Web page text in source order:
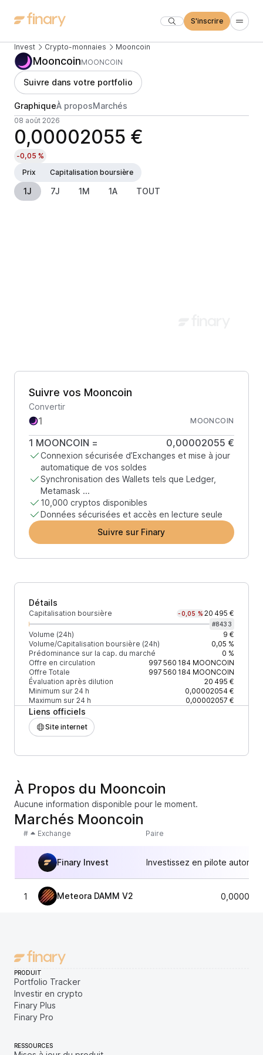
S'inscrire
Invest Crypto-monnaies Mooncoin
MooncoinMOONCOIN
Suivre dans votre portfolio
GraphiqueÀ proposMarchés
08 août 2026
0,00002055 €
-0,05 %
Prix
Capitalisation boursière
1J 7J 1M 1A TOUT
Suivre vos Mooncoin
Convertir
MOONCOIN
1 MOONCOIN = 0,00002055 €
Connexion sécurisée d’Exchanges et mise à jour
automatique de vos soldes
Synchronisation des Wallets tels que Ledger,
Metamask ...
10,000 cryptos disponibles
Données sécurisées et accès en lecture seule
Suivre sur Finary
Détails
Capitalisation boursière -0,05 % 20 495 €
#8433
Volume (24h)
9 €
Volume/Capitalisation boursière (24h)
0,05 %
Prédominance sur la cap. du marché
0 %
Offre en circulation
997 560 184MOONCOIN
Offre Totale
997 560 184MOONCOIN
Évaluation après dilution
20 495 €
Minimum sur 24 h
0,00002054 €
Maximum sur 24 h
0,00002057 €
Liens officiels
Site internet
À Propos du Mooncoin
Aucune information disponible pour le moment.
Marchés Mooncoin
# Exchange Paire
Finary Invest Investissez en pilote
1 Meteora DAMM V2
PRODUIT
Portfolio Tracker
Investir en crypto
Finary Plus
Finary Pro
RESSOURCES